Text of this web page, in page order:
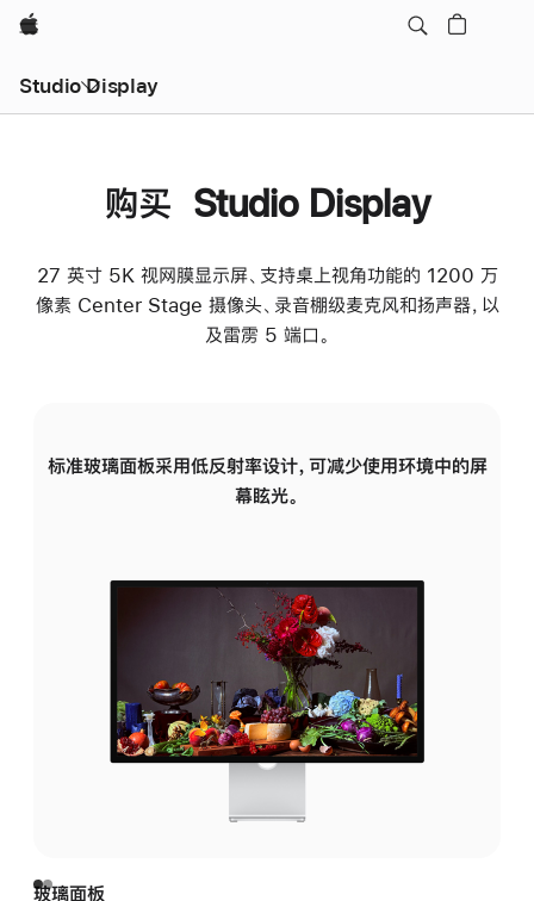
Apple
Studio Display
购买 Studio Display
27 英寸 5K 视网膜显示屏、支持桌上视角功能的 1200 万
像素 Center Stage 摄像头、录音棚级麦克风和扬声器，以
及雷雳 5 端口。
标准玻璃面板采用低反射率设计，可减少使用环境中的屏
幕眩光。
玻璃面板